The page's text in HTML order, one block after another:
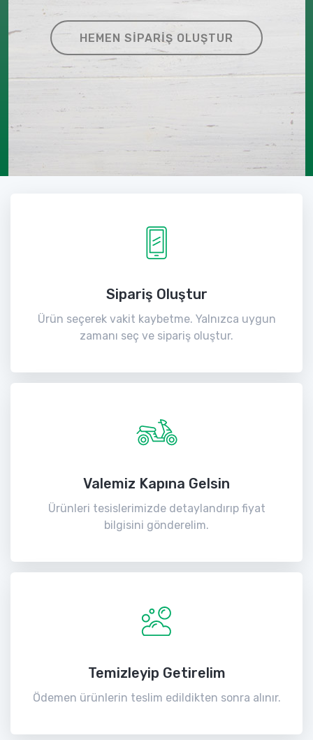
HEMEN SIPARIŞ OLUŞTUR
Sipariş Oluştur
Ürün seçerek vakit kaybetme. Yalnızca uygun
zamanı seç ve sipariş oluştur.
Valemiz Kapına Gelsin
Ürünleri tesislerimizde detaylandırıp fiyat
bilgisini gönderelim.
Temizleyip Getirelim
Ödemen ürünlerin teslim edildikten sonra alınır.